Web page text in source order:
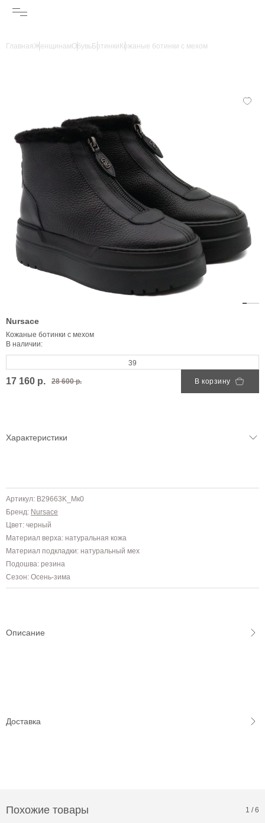
ГлавнаяЖенщинамОбувьБотинки Кожаные ботинки с мехом
Nursace
Кожаные ботинки с мехом
В наличии:
39
17 160 р. 28 600 р. В корзину
Характеристики
Артикул: B29663K_Mк0
Бренд: Nursace
Цвет: черный
Материал верха: натуральная кожа
Материал подкладки: натуральный мех
Подошва: резина
Сезон: Осень-зима
Описание
Доставка
Похожие товары 1 /6